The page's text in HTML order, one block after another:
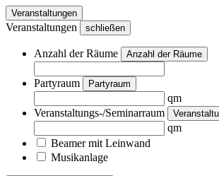
Veranstaltungen
Veranstaltungen schließen
Anzahl der Räume Anzahl der Räume
Partyraum Partyraum
qm
Veranstaltungs-/Seminarraum
qm
Beamer mit Leinwand
Musikanlage